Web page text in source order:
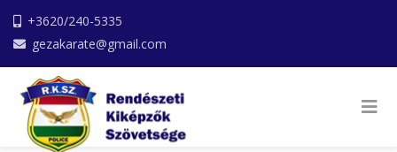
+3620/240-5335
gezakarate@gmail.com